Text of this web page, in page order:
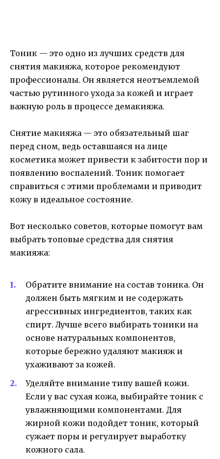
Тоник — это одно из лучших средств для
снятия макияжа, которое рекомендуют
профессионалы. Он является неотъемлемой
частью рутинного ухода за кожей и играет
важную роль в процессе демакияжа.
Снятие макияжа — это обязательный шаг
перед сном, ведь оставшаяся на лице
косметика может привести к забитости пор и
появлению воспалений. Тоник помогает
справиться с этими проблемами и приводит
кожу в идеальное состояние.
Вот несколько советов, которые помогут вам
выбрать топовые средства для снятия
макияжа:
Обратите внимание на состав тоника. Он
должен быть мягким и не содержать
агрессивных ингредиентов, таких как
спирт. Лучше всего выбирать тоники на
основе натуральных компонентов,
которые бережно удаляют макияж и
ухаживают за кожей.
Уделяйте внимание типу вашей кожи.
Если у вас сухая кожа, выбирайте тоник с
увлажняющими компонентами. Для
жирной кожи подойдет тоник, который
сужает поры и регулирует выработку
кожного сала.